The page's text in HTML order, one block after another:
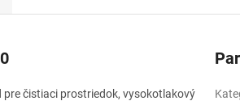
čistiaci prostriedok, vysokotlakový